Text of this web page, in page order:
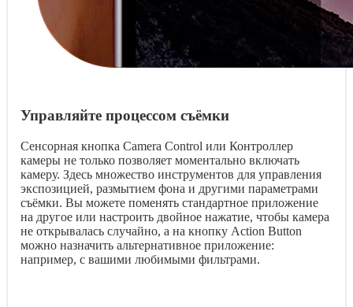
Управляйте процессом съёмки
Сенсорная кнопка Camera Control или Контроллер
камеры не только позволяет моментально включать
камеру. Здесь множество инструментов для управления
экспозицией, размытием фона и другими параметрами
съёмки. Вы можете поменять стандартное приложение
на другое или настроить двойное нажатие, чтобы камера
не открывалась случайно, а на кнопку Action Button
можно назначить альтернативное приложение:
например, с вашими любимыми фильтрами.